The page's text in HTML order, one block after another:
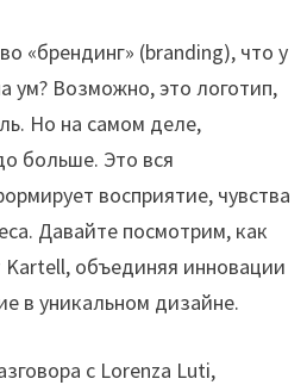
«брендинг» (branding), что у
ум? Возможно, это логотип,
Но на самом деле,
больше. Это вся
восприятие, чувства
Давайте посмотрим, как
Kartell, объединяя инновации
в уникальном дизайне.
с Lorenza Luti,